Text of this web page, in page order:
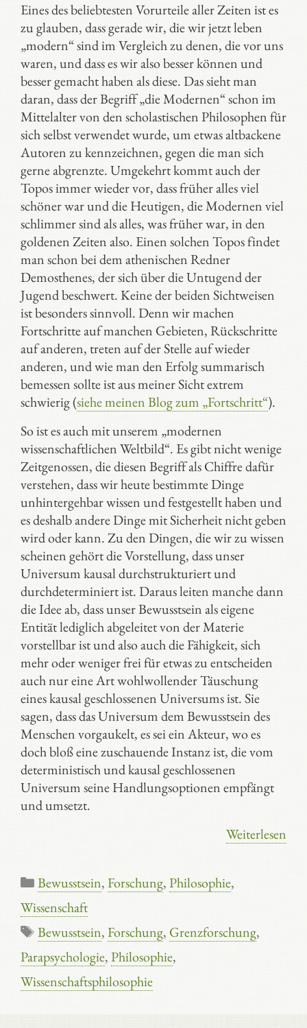
Eines des beliebtesten Vorurteile aller Zeiten ist es
zu glauben, dass gerade wir, die wir jetzt leben
„modern“ sind im Vergleich zu denen, die vor uns
waren, und dass es wir also besser können und
besser gemacht haben als diese. Das sieht man
daran, dass der Begriff „die Modernen“ schon im
Mittelalter von den scholastischen Philosophen für
sich selbst verwendet wurde, um etwas altbackene
Autoren zu kennzeichnen, gegen die man sich
gerne abgrenzte. Umgekehrt kommt auch der
Topos immer wieder vor, dass früher alles viel
schöner war und die Heutigen, die Modernen viel
schlimmer sind als alles, was früher war, in den
goldenen Zeiten also. Einen solchen Topos findet
man schon bei dem athenischen Redner
Demosthenes, der sich über die Untugend der
Jugend beschwert. Keine der beiden Sichtweisen
ist besonders sinnvoll. Denn wir machen
Fortschritte auf manchen Gebieten, Rückschritte
auf anderen, treten auf der Stelle auf wieder
anderen, und wie man den Erfolg summarisch
bemessen sollte ist aus meiner Sicht extrem
schwierig (siehe meinen Blog zum „Fortschritt“).
So ist es auch mit unserem „modernen
wissenschaftlichen Weltbild“. Es gibt nicht wenige
Zeitgenossen, die diesen Begriff als Chiffre dafür
verstehen, dass wir heute bestimmte Dinge
unhintergehbar wissen und festgestellt haben und
es deshalb andere Dinge mit Sicherheit nicht geben
wird oder kann. Zu den Dingen, die wir zu wissen
scheinen gehört die Vorstellung, dass unser
Universum kausal durchstrukturiert und
durchdeterminiert ist. Daraus leiten manche dann
die Idee ab, dass unser Bewusstsein als eigene
Entität lediglich abgeleitet von der Materie
vorstellbar ist und also auch die Fähigkeit, sich
mehr oder weniger frei für etwas zu entscheiden
auch nur eine Art wohlwollender Täuschung
eines kausal geschlossenen Universums ist. Sie
sagen, dass das Universum dem Bewusstsein des
Menschen vorgaukelt, es sei ein Akteur, wo es
doch bloß eine zuschauende Instanz ist, die vom
deterministisch und kausal geschlossenen
Universum seine Handlungsoptionen empfängt
und umsetzt.
Weiterlesen
Kategorien
Bewusstsein,Forschung,Philosophie,
Wissenschaft
Schlagwörter
Bewusstsein,Forschung, Grenzforschung,
Parapsychologie,Philosophie,
Wissenschaftsphilosophie